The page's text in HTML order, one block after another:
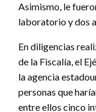
Asimismo, le
laboratorio y dos
En diligencias
de la Fiscalía, el
la agencia
personas que
entre ellos cinco